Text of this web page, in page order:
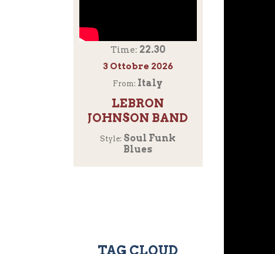
Time: 22.30
3 Ottobre 2026
From: Italy
LEBRON
JOHNSON BAND
Style: Soul Funk
Blues
TAG CLOUD